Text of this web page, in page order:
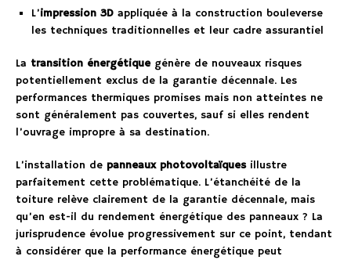
L’impression 3D appliquée à la construction bouleverse
les techniques traditionnelles et leur cadre assurantiel
La transition énergétiquegénère de nouveaux risques
potentiellement exclus de la garantie décennale. Les
performances thermiques promises mais non atteintes ne
sont généralement pas couvertes, sauf si elles rendent
l’ouvrage impropre à sa destination.
L’installation de panneaux photovoltaïquesillustre
parfaitement cette problématique. L’étanchéité de la
toiture relève clairement de la garantie décennale, mais
qu’en est-il du rendement énergétique des panneaux ? La
jurisprudence évolue progressivement sur ce point, tendant
à considérer que la performance énergétique peut